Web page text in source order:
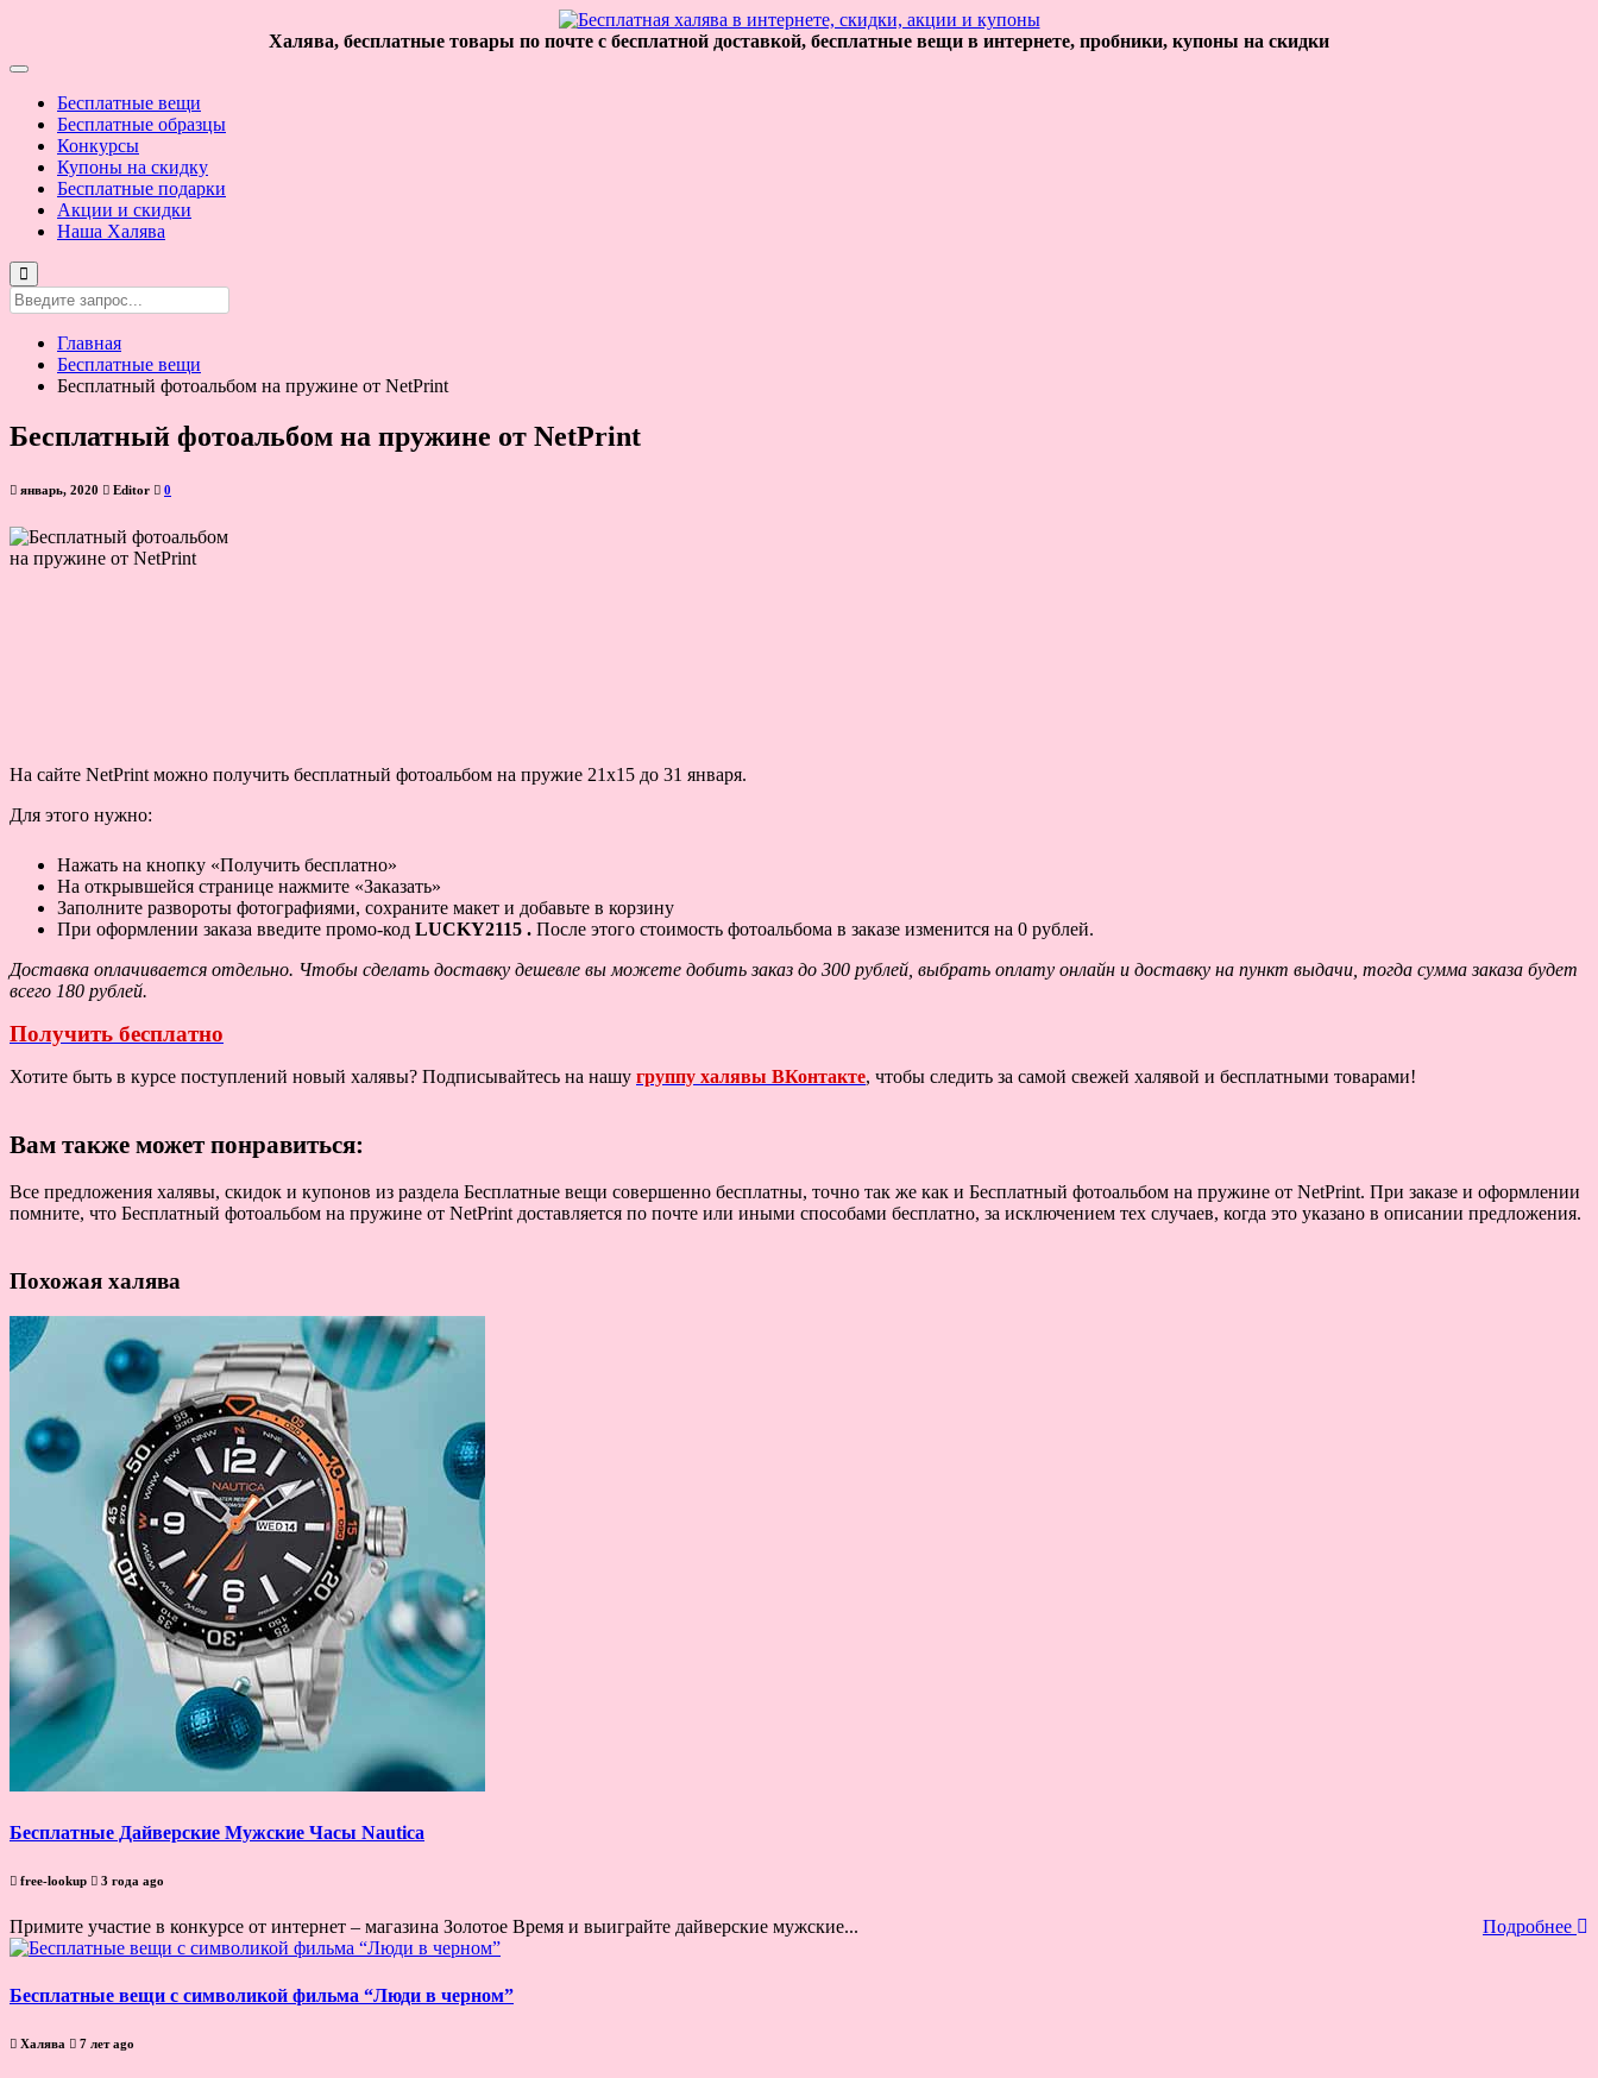
Халява, бесплатные товары по почте с бесплатной доставкой, бесплатные вещи в интернете, пробники, купоны на скидки
Бесплатные вещи
Бесплатные образцы
Конкурсы
Купоны на скидку
Бесплатные подарки
Акции и скидки
Наша Халява
Главная
Бесплатные вещи
Бесплатный фотоальбом на пружине от NetPrint
Бесплатный фотоальбом на пружине от NetPrint
январь, 2020 Editor 0
На сайте NetPrint можно получить бесплатный фотоальбом на пружие 21х15 до 31 января.
Для этого нужно:
Нажать на кнопку «Получить бесплатно»
На открывшейся странице нажмите «Заказать»
Заполните развороты фотографиями, сохраните макет и добавьте в корзину
При оформлении заказа введите промо-код LUCKY2115 . После этого стоимость фотоальбома в заказе изменится на 0 рублей.
Доставка оплачивается отдельно. Чтобы сделать доставку дешевле вы можете добить заказ до 300 рублей, выбрать оплату онлайн и доставку на пункт выдачи, тогда сумма заказа будет
всего 180 рублей.
Получить бесплатно
Хотите быть в курсе поступлений новый халявы? Подписывайтесь на нашу группу халявы ВКонтакте, чтобы следить за самой свежей халявой и бесплатными товарами!
Вам также может понравиться:
Все предложения халявы, скидок и купонов из раздела Бесплатные вещи совершенно бесплатны, точно так же как и Бесплатный фотоальбом на пружине от NetPrint. При заказе и оформлении
помните, что Бесплатный фотоальбом на пружине от NetPrint доставляется по почте или иными способами бесплатно, за исключением тех случаев, когда это указано в описании предложения.
Похожая халява
Бесплатные Дайверские Мужские Часы Nautica
free-lookup 3 года ago
Примите участие в конкурсе от интернет – магазина Золотое Время и выиграйте дайверские мужские... Подробнее
Бесплатные вещи с символикой фильма “Люди в черном”
Халява 7 лет ago